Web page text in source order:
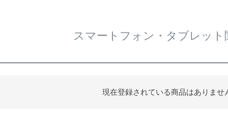
スマートフォン・タブレット
現在登録されている商品はありませ